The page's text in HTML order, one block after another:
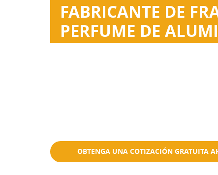
FABRICANTE DE
PERFUME DE
OBTENGA UNA COTIZACIÓN GRATUITA